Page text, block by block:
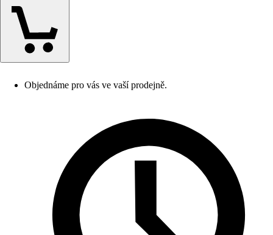
Objednáme pro vás ve vaší prodejně.